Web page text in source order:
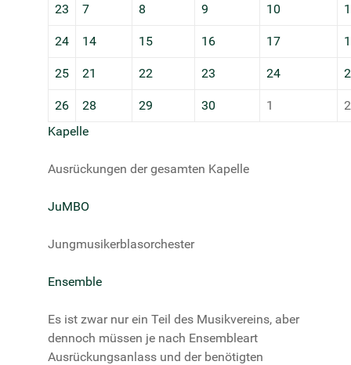
23 7 8 9 10
24 14 15 16 17
25 21 22 23 24
26 28 29 30 1
2
Kapelle
Ausrückungen der gesamten Kapelle
JuMBO
Jungmusikerblasorchester
Ensemble
Es ist zwar nur ein Teil des Musikvereins, aber
dennoch müssen je nach Ensembleart
Ausrückungsanlass und der benötigten